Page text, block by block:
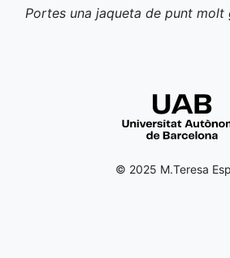
Portes una jaqueta de punt molt
© 2025 M.Teresa